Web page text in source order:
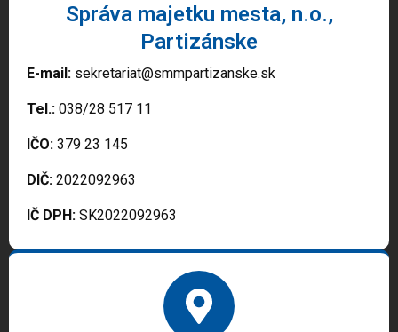
Správa majetku mesta, n.o.,
Partizánske
E-mail: sekretariat@smmpartizanske.sk
Tel.: 038/28 517 11
IČO: 379 23 145
DIČ: 2022092963
IČ DPH: SK2022092963